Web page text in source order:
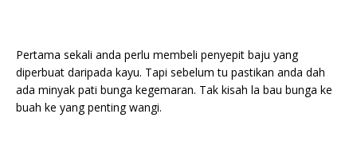
Pertama sekali anda perlu membeli penyepit baju yang
diperbuat daripada kayu. Tapi sebelum tu pastikan anda dah
ada minyak pati bunga kegemaran. Tak kisah la bau bunga ke
buah ke yang penting wangi.